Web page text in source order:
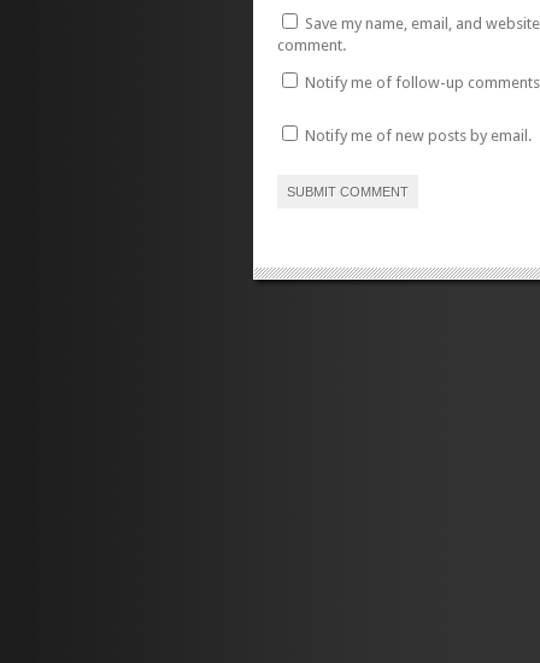
Save my name, email, and
comment.
Notify me of follow-up
Notify me of new posts by email.